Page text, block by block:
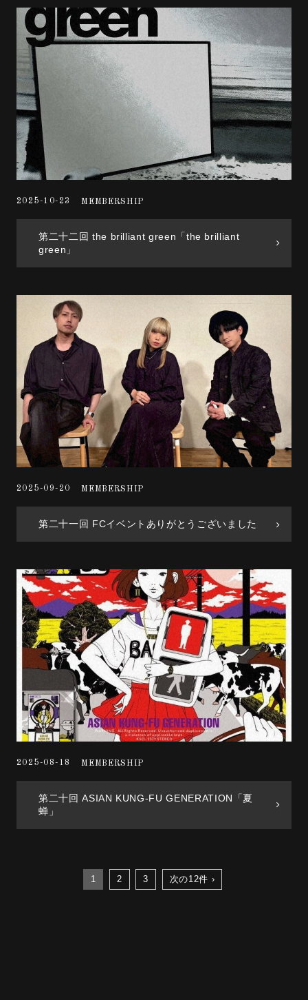
2025-10-23 MEMBERSHIP
第二十二回 the brilliant green「the brilliant
green」
2025-09-20 MEMBERSHIP
第二十一回 FCイベントありがとうございました
2025-08-18 MEMBERSHIP
第二十回 ASIAN KUNG-FU GENERATION「夏
蝉」
1 2 3 次の12件 ›